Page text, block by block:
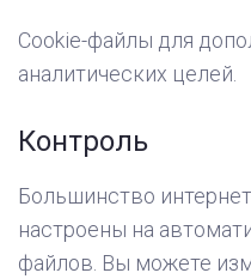
Cookie-файлы для
аналитических целей.
Контроль
Большинство
настроены на
файлов. Вы можете